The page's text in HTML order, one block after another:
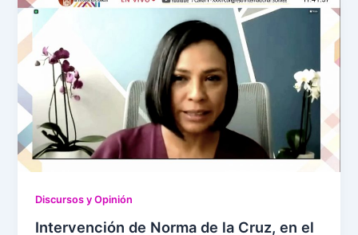
Discursos y Opinión
Intervención de Norma de la Cruz, en el